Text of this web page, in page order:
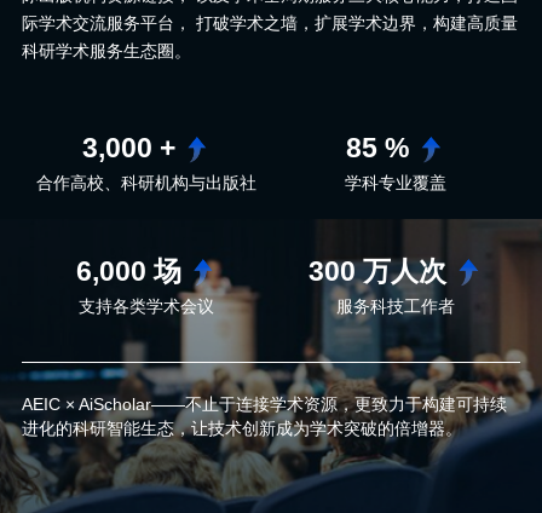
际学术交流服务平台， 打破学术之墙，扩展学术边界，构建高质量
科研学术服务生态圈。
3,000 +
合作高校、科研机构与出版社
85 %
学科专业覆盖
6,000 场
支持各类学术会议
300 万人次
服务科技工作者
AEIC × AiScholar——不止于连接学术资源，更致力于构建可持续
进化的科研智能生态，让技术创新成为学术突破的倍增器。